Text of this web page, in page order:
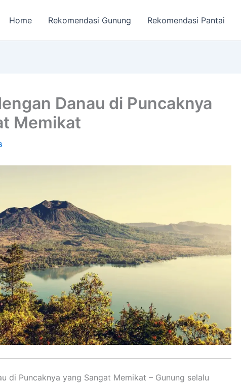
Home Rekomendasi Gunung Rekomendasi Pantai
Danau di Puncaknya
Memikat
di Puncaknya yang Sangat Memikat – Gunung selalu